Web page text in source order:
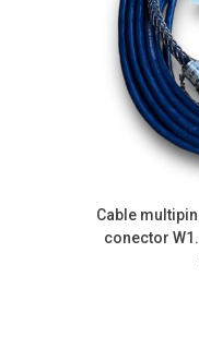
Cable
conector W1.